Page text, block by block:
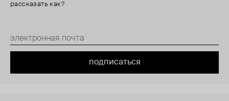
рассказать как?
подписаться